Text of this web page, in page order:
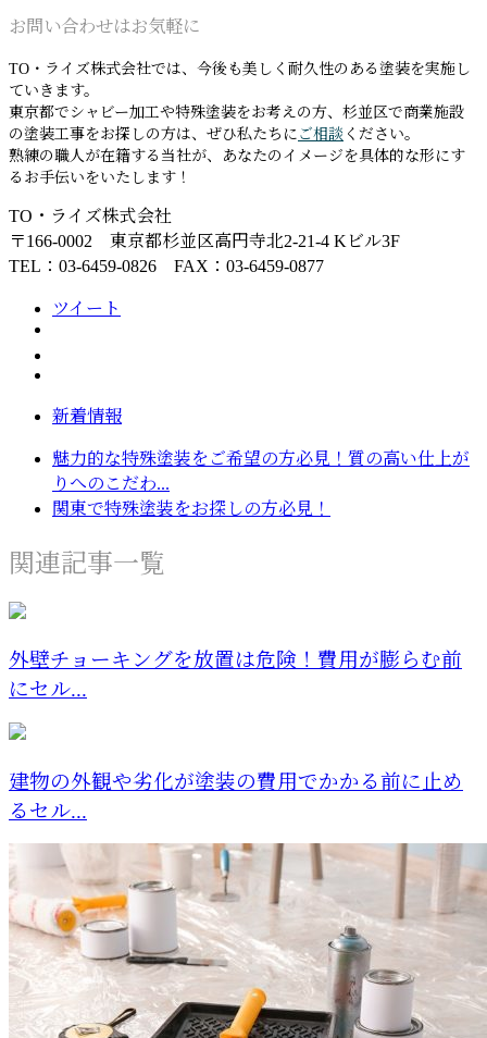
お問い合わせはお気軽に
TO・ライズ株式会社では、今後も美しく耐久性のある塗装を実施し
ていきます。
東京都でシャビー加工や特殊塗装をお考えの方、杉並区で商業施設
の塗装工事をお探しの方は、ぜひ私たちに ご相談 ください。
熟練の職人が在籍する当社が、あなたのイメージを具体的な形にす
るお手伝いをいたします！
TO・ライズ株式会社
〒166-0002 東京都杉並区高円寺北2-21-4 Kビル3F
TEL：03-6459-0826 FAX：03-6459-0877
ツイート
新着情報
魅力的な特殊塗装をご希望の方必見！質の高い仕上が
りへのこだわ...
関東で特殊塗装をお探しの方必見！
関連記事一覧
外壁チョーキングを放置は危険！費用が膨らむ前
にセル...
建物の外観や劣化が塗装の費用でかかる前に止め
るセル...